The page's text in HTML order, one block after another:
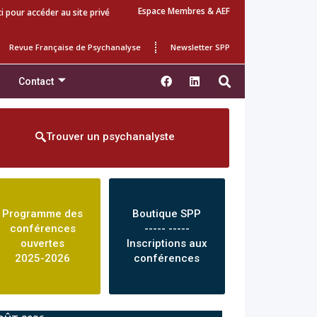
pour accéder au site privé Espace Membres & AEF
Revue Française de Psychanalyse Newsletter SPP
Contact
Trouver un psychanalyste
Programme des
conférences
ouvertes
2025-2026
Boutique SPP
----- -----
Inscriptions aux
conférences